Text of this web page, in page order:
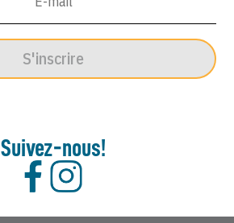
S'inscrire
Suivez-nous!